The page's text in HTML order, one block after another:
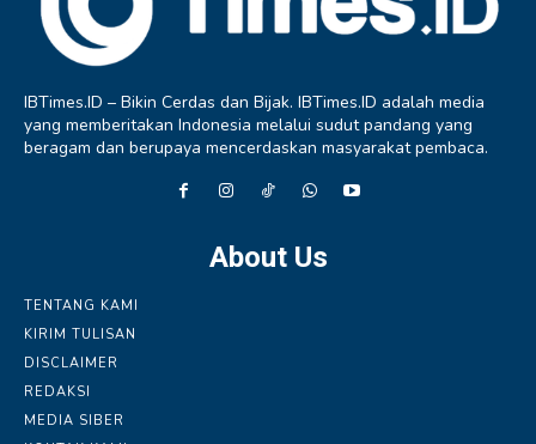
IBTimes.ID – Bikin Cerdas dan Bijak. IBTimes.ID adalah media
yang memberitakan Indonesia melalui sudut pandang yang
beragam dan berupaya mencerdaskan masyarakat pembaca.
About Us
TENTANG KAMI
KIRIM TULISAN
DISCLAIMER
REDAKSI
MEDIA SIBER